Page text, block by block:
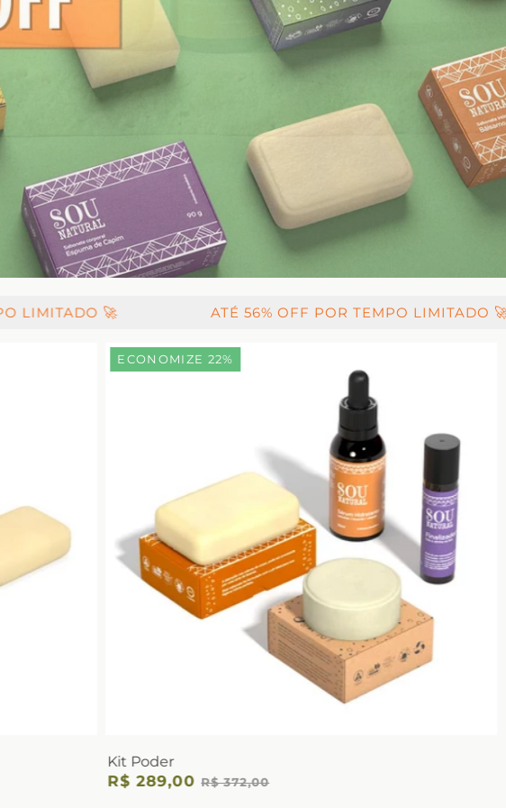
ATÉ 56% OFF POR TEMPO LIMITADO 🚀
ECONOMIZE 22%
Kit Poder
R$ 289,00R$ 372,00